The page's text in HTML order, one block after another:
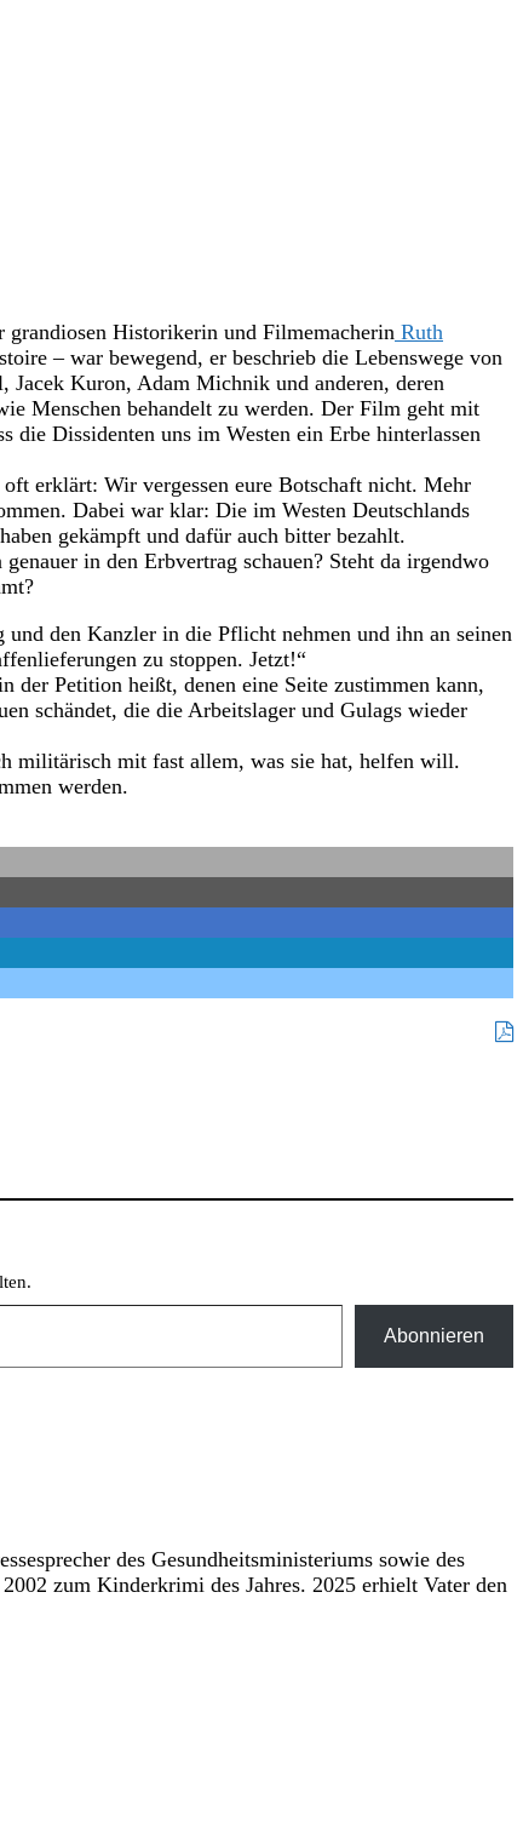
Historikerin und Filmemacherin Ruth
– war bewegend, er beschrieb die Lebenswege von
Jacek Kuron, Adam Michnik und anderen, deren
Menschen behandelt zu werden. Der Film geht mit
Dissidenten uns im Westen ein Erbe hinterlassen
erklärt: Wir vergessen eure Botschaft nicht. Mehr
Dabei war klar: Die im Westen Deutschlands
gekämpft und dafür auch bitter bezahlt.
in den Erbvertrag schauen? Steht da irgendwo
den Kanzler in die Pflicht nehmen und ihn an seinen
zu stoppen. Jetzt!“
der Petition heißt, denen eine Seite zustimmen kann,
schändet, die die Arbeitslager und Gulags wieder
militärisch mit fast allem, was sie hat, helfen will.
werden.
Abonnieren
des Gesundheitsministeriums sowie des
zum Kinderkrimi des Jahres. 2025 erhielt Vater den